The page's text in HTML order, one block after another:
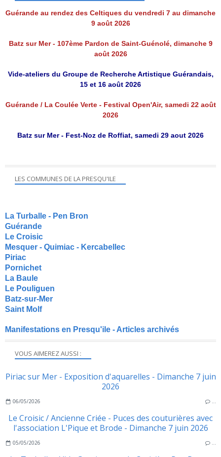
VOUS AIMEREZ AUSSI :
Piriac sur Mer - Exposition d'aquarelles - Dimanche 7 juin
2026
06/05/2026 …
Le Croisic / Ancienne Criée - Puces des couturières avec
l'association L'Pique et Brode - Dimanche 7 juin 2026
05/05/2026 …
Guérande au rendez des Celtiques du vendredi 7 au dimanche
9 août 2026
Batz sur Mer - 107ème Pardon de Saint-Guénolé, dimanche 9
août 2026
Vide-ateliers du Groupe de Recherche Artistique Guérandais,
15 et 16 août 2026
Guérande / La Coulée Verte - Festival Open'Air, samedi 22 août
2026
Batz sur Mer - Fest-Noz de Roffiat, samedi 29 aout 2026
LES COMMUNES DE LA PRESQU'ILE
La Turballe - Pen Bron
Guérande
Le Croisic
Mesquer - Quimiac - Kercabellec
Piriac
Pornichet
La Baule
Le Pouliguen
Batz-sur-Mer
Saint Molf
Manifestations en Presqu'ile - Articles archivés